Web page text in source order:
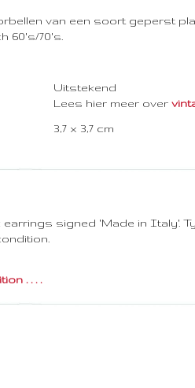
van een soort geperst
60's/70's.
Uitstekend
Lees hier meer over
3,7 x 3,7 cm
signed 'Made in Italy'.
. . . .